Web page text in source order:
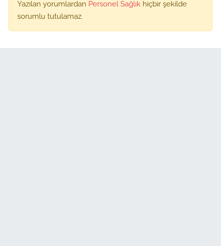
Yazılan yorumlardan Personel Sağlık hiçbir şekilde
sorumlu tutulamaz.